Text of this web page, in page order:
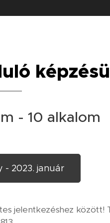
- 10 alkalom
- 2023. január
jelentkezéshez között!